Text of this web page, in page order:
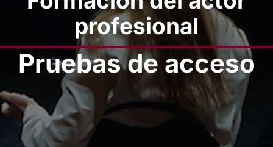
profesional
Pruebas de acceso